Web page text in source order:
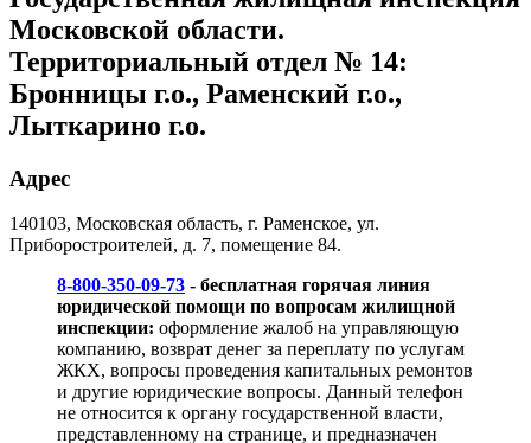
Московской области.
Территориальный отдел № 14:
Бронницы г.о., Раменский г.о.,
Лыткарино г.о.
Адрес
140103, Московская область, г. Раменское, ул.
Приборостроителей, д. 7, помещение 84.
8-800-350-09-73 - бесплатная горячая линия
юридической помощи по вопросам жилищной
инспекции: оформление жалоб на управляющую
компанию, возврат денег за переплату по услугам
ЖКХ, вопросы проведения капитальных ремонтов
и другие юридические вопросы. Данный телефон
не относится к органу государственной власти,
представленному на странице, и предназначен